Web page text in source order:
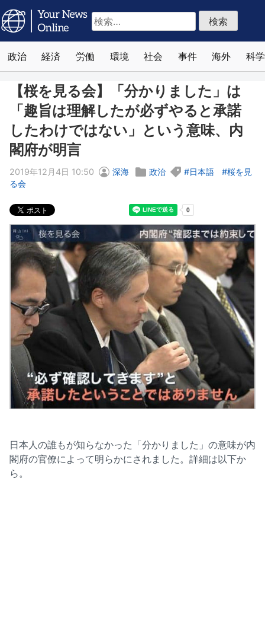
検
索:
政治 経済 労働 環境 社会 事件 海外 科学
【桜を見る会】「分かりました」は
「趣旨は理解したが必ずやると承諾
したわけではない」という意味、内
閣府が明言
2019年12月4日 10:50 深海 政治 日本語
桜を見
る会
日本人の誰もが知らなかった「分かりました」の意味が内
閣府の官僚によって明らかにされました。詳細は以下か
ら。